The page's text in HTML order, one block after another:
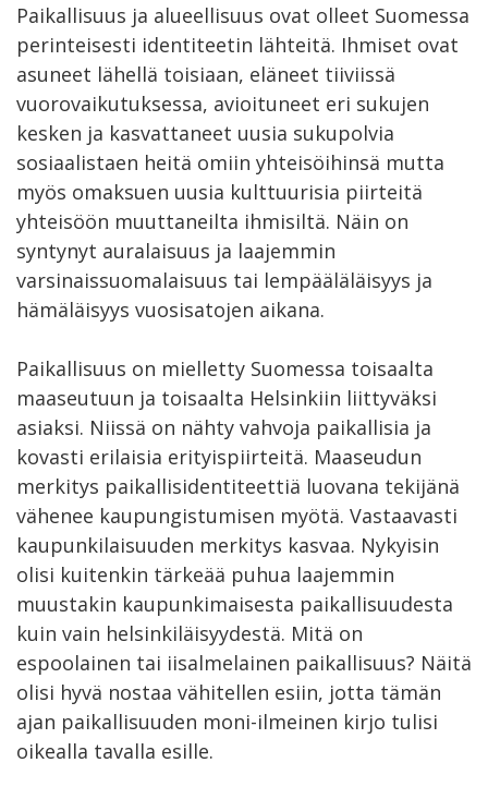
Paikallisuus ja alueellisuus ovat olleet Suomessa
perinteisesti identiteetin lähteitä. Ihmiset ovat
asuneet lähellä toisiaan, eläneet tiiviissä
vuorovaikutuksessa, avioituneet eri sukujen
kesken ja kasvattaneet uusia sukupolvia
sosiaalistaen heitä omiin yhteisöihinsä mutta
myös omaksuen uusia kulttuurisia piirteitä
yhteisöön muuttaneilta ihmisiltä. Näin on
syntynyt auralaisuus ja laajemmin
varsinaissuomalaisuus tai lempääläläisyys ja
hämäläisyys vuosisatojen aikana.
Paikallisuus on mielletty Suomessa toisaalta
maaseutuun ja toisaalta Helsinkiin liittyväksi
asiaksi. Niissä on nähty vahvoja paikallisia ja
kovasti erilaisia erityispiirteitä. Maaseudun
merkitys paikallisidentiteettiä luovana tekijänä
vähenee kaupungistumisen myötä. Vastaavasti
kaupunkilaisuuden merkitys kasvaa. Nykyisin
olisi kuitenkin tärkeää puhua laajemmin
muustakin kaupunkimaisesta paikallisuudesta
kuin vain helsinkiläisyydestä. Mitä on
espoolainen tai iisalmelainen paikallisuus? Näitä
olisi hyvä nostaa vähitellen esiin, jotta tämän
ajan paikallisuuden moni-ilmeinen kirjo tulisi
oikealla tavalla esille.